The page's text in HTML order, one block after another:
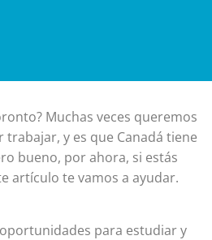
Muchas veces queremos
y es que Canadá tiene
bueno, por ahora, si estás
artículo te vamos a ayudar.
para estudiar y